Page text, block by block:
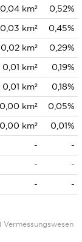
0,04 km²
0,52%
0,03 km²
0,45%
0,02 km²
0,29%
0,01 km²
0,19%
0,01 km²
0,18%
0,00 km²
0,05%
0,00 km²
0,01%
-
-
-
-
- -